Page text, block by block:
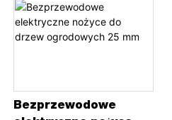
Bezprzewodowe